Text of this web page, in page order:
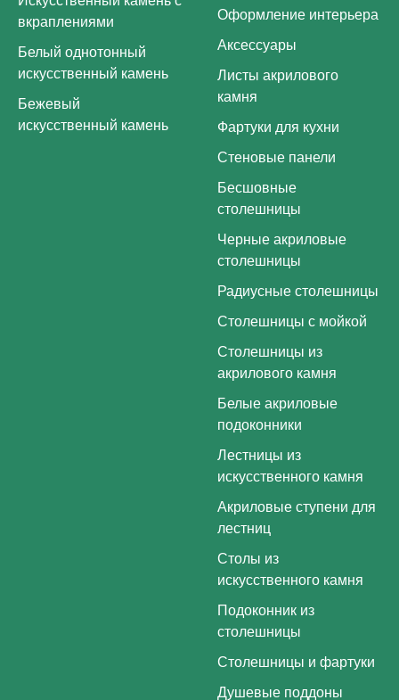
вкраплениями
Белый однотонный
искусственный камень
Бежевый
искусственный камень
Оформление интерьера
Аксессуары
Листы акрилового
камня
Фартуки для кухни
Стеновые панели
Бесшовные
столешницы
Черные акриловые
столешницы
Радиусные столешницы
Столешницы с мойкой
Столешницы из
акрилового камня
Белые акриловые
подоконники
Лестницы из
искусственного камня
Акриловые ступени для
лестниц
Столы из
искусственного камня
Подоконник из
столешницы
Столешницы и фартуки
Душевые поддоны